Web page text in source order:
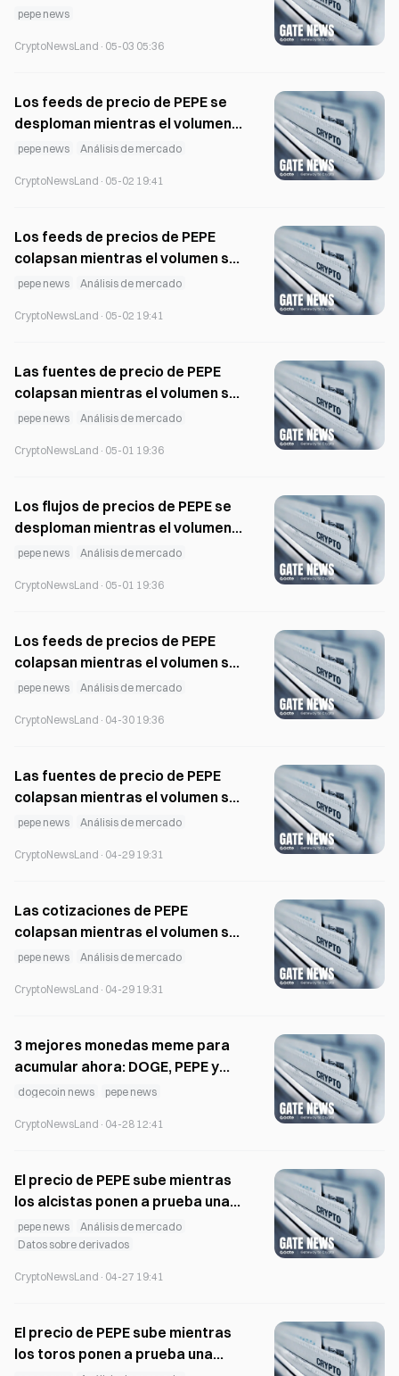
Incidentes de seguridad
Datos on-chain
Informes del sector
Rankings y clasificaciones
bitcoin news
ethereum news
XRP news
solana news
USDT news
USDC news
dogecoin news
pi network news
pepe news
SHIB news
BNB news
de ruptura
pepe news
CryptoNewsLand · 05-03 05:36
Los feeds de precio de PEPE se
desploman mientras el volumen
se mantiene activo en varios
pepe news Análisis de mercado
CryptoNewsLand · 05-02 19:41
Los feeds de precios de PEPE
colapsan mientras el volumen se
mantiene activo en todos los
pepe news Análisis de mercado
CryptoNewsLand · 05-02 19:41
Las fuentes de precio de PEPE
colapsan mientras el volumen se
mantiene activo en todos los
pepe news Análisis de mercado
CryptoNewsLand · 05-01 19:36
Los flujos de precios de PEPE se
desploman mientras el volumen
sigue activo en todos los
pepe news Análisis de mercado
CryptoNewsLand · 05-01 19:36
Los feeds de precios de PEPE
colapsan mientras el volumen se
mantiene activo en todos los
pepe news Análisis de mercado
CryptoNewsLand · 04-30 19:36
Las fuentes de precio de PEPE
colapsan mientras el volumen se
mantiene activo en todos los
pepe news Análisis de mercado
CryptoNewsLand · 04-29 19:31
Las cotizaciones de PEPE
colapsan mientras el volumen se
mantiene activo en todos los
pepe news Análisis de mercado
CryptoNewsLand · 04-29 19:31
3 mejores monedas meme para
acumular ahora: DOGE, PEPE y
BONK
dogecoin news pepe news
CryptoNewsLand · 04-28 12:41
El precio de PEPE sube mientras
los alcistas ponen a prueba una
resistencia clave para la ruptura
pepe news
Análisis de mercado
Datos sobre derivados
CryptoNewsLand · 04-27 19:41
El precio de PEPE sube mientras
los toros ponen a prueba una